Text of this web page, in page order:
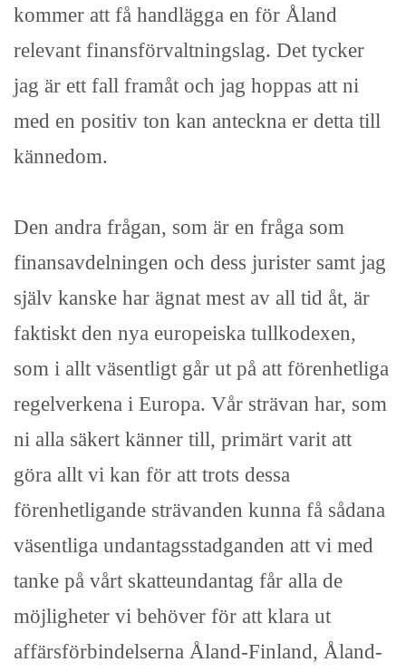
kommer att få handlägga en för Åland
relevant finansförvaltningslag. Det tycker
jag är ett fall framåt och jag hoppas att ni
med en positiv ton kan anteckna er detta till
kännedom.
Den andra frågan, som är en fråga som
finansavdelningen och dess jurister samt jag
själv kanske har ägnat mest av all tid åt, är
faktiskt den nya europeiska tullkodexen,
som i allt väsentligt går ut på att förenhetliga
regelverkena i Europa. Vår strävan har, som
ni alla säkert känner till, primärt varit att
göra allt vi kan för att trots dessa
förenhetligande strävanden kunna få sådana
väsentliga undantagsstadganden att vi med
tanke på vårt skatteundantag får alla de
möjligheter vi behöver för att klara ut
affärsförbindelserna Åland-Finland, Åland-